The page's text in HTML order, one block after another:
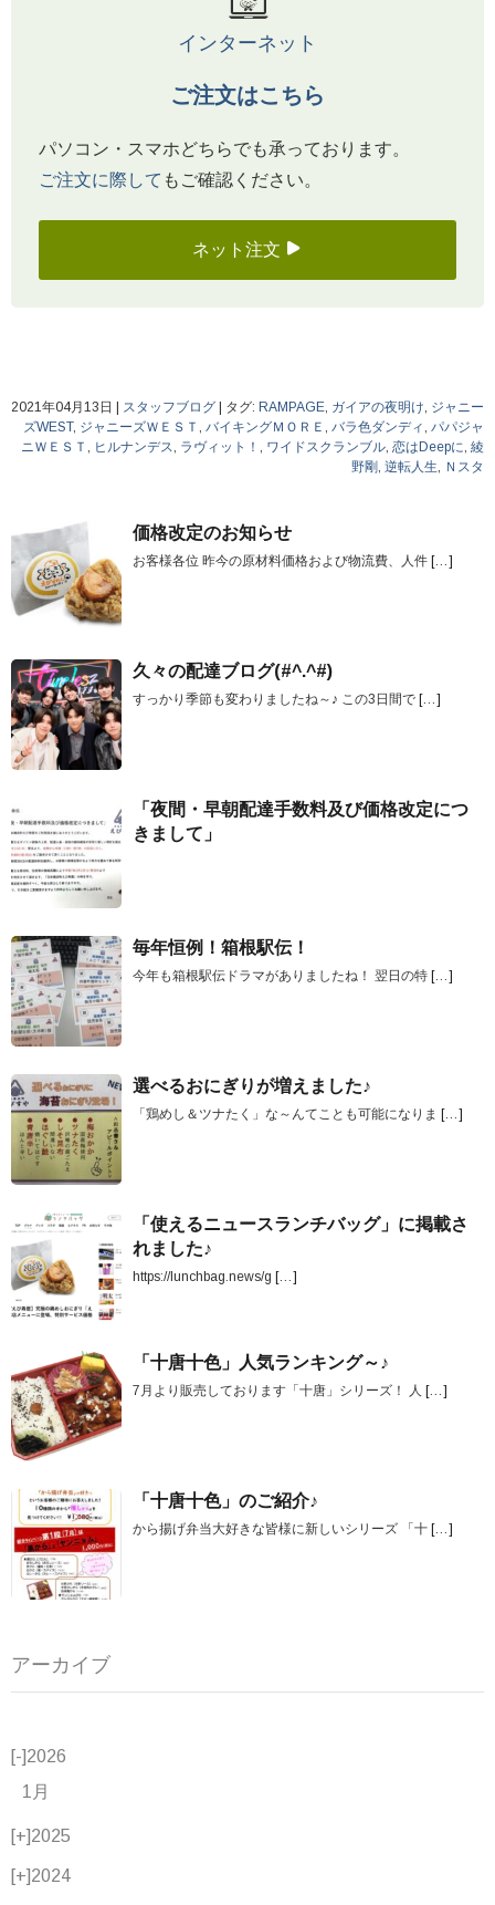
インターネット
ご注文はこちら
パソコン・スマホどちらでも承っております。
ご注文に際して もご確認ください。
ネット注文
2021年04月13日 | スタッフブログ | タグ: RAMPAGE ガイアの夜明け ジャニー
ズWEST, ジャニーズＷＥＳＴ バイキングＭＯＲＥ バラ色ダンディ
パパジャ
ニＷＥＳＴ
ヒルナンデス ラヴィット！ ワイドスクランブル 恋はDeepに 綾
野剛 逆転人生 Ｎスタ
価格改定のお知らせ
お客様各位 昨今の原材料価格および物流費、人件 […]
久々の配達ブログ(#^.^#)
すっかり季節も変わりましたね～♪ この3日間で […]
「夜間・早朝配達手数料及び価格改定につ
きまして」
毎年恒例！箱根駅伝！
今年も箱根駅伝ドラマがありましたね！ 翌日の特 […]
選べるおにぎりが増えました♪
「鶏めし＆ツナたく」な～んてことも可能になりま […]
「使えるニュースランチバッグ」に掲載さ
れました♪
https://lunchbag.news/g […]
「十唐十色」人気ランキング～♪
7月より販売しております「十唐」シリーズ！ 人 […]
「十唐十色」のご紹介♪
から揚げ弁当大好きな皆様に新しいシリーズ 「十 […]
アーカイブ
[-]2026
1月
[+]2025
[+]2024